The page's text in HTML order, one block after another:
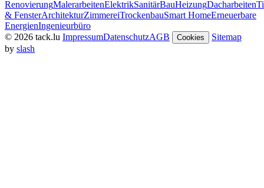
RenovierungMalerarbeitenElektrikSanitärBauHeizungDacharbeiten
& FensterArchitekturZimmereiTrockenbauSmart HomeErneuerbare
EnergienIngenieurbüro
© 2026 tack.lu ImpressumDatenschutzAGB Cookies
Sitemap
by slash